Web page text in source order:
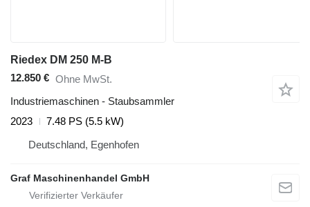
Riedex DM 250 M-B
12.850 € Ohne MwSt.
Industriemaschinen - Staubsammler
2023
7.48 PS (5.5 kW)
Deutschland, Egenhofen
Graf Maschinenhandel GmbH